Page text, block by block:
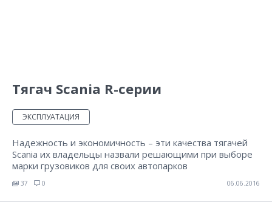
Тягач Scania R-серии
ЭКСПЛУАТАЦИЯ
Надежность и экономичность – эти качества тягачей
Scania их владельцы назвали решающими при выборе
марки грузовиков для своих автопарков
37 0 06.06.2016